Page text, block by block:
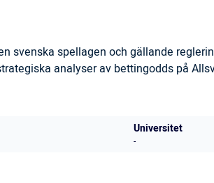
svenska spellagen och gällande
analyser av bettingodds på
Universitet
-